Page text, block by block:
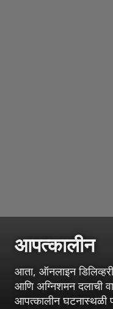
आपत्कालीन
आता, ऑनलाइन
आणि अग्निशमन दलाची
आपत्कालीन घटनास्थळी